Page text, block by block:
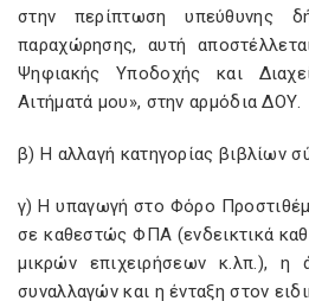
στην περίπτωση υπεύθυνης
παραχώρησης, αυτή
Ψηφιακής Υποδοχής και
Αιτήματά μου», στην αρμόδια ΔΟΥ.
β) Η αλλαγή κατηγορίας βιβλίων
γ) Η υπαγωγή στο Φόρο
σε καθεστώς ΦΠΑ (ενδεικτικά
μικρών επιχειρήσεων κ.λπ.), η
συναλλαγών και η ένταξη στον